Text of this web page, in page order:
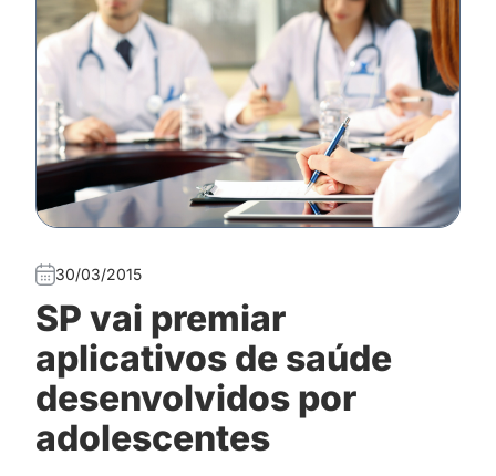
30/03/2015
SP vai premiar
aplicativos de saúde
desenvolvidos por
adolescentes